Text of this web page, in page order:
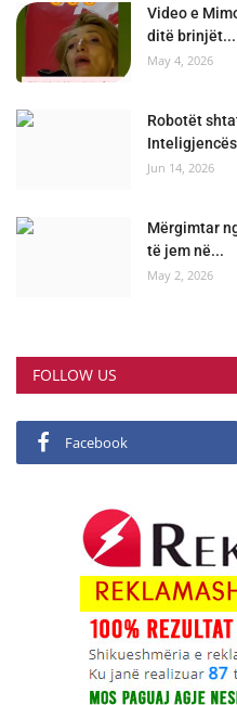
Video e
ditë brinjët...
May 4, 2026
Robotët
Jun 14, 2026
Mërgimtar
të jem në...
May 2, 2026
FOLLOW US
Facebook